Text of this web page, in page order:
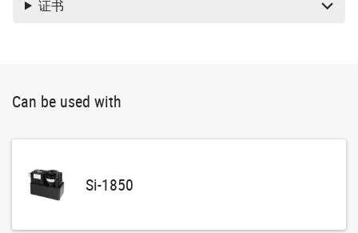
证书
Can be used with
Si-1850